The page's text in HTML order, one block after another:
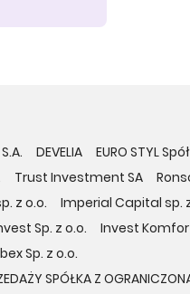
DEVELIA EURO STYL
Trust Investment SA
z o.o.
Imperial Capital sp.
Sp. z o.o.
Invest
Sp. z o.o.
SPÓŁKA Z